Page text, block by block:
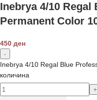
Inebrya 4/10
Permanent Color
450 ден
Inebrya 4/10 Regal Blue
количина